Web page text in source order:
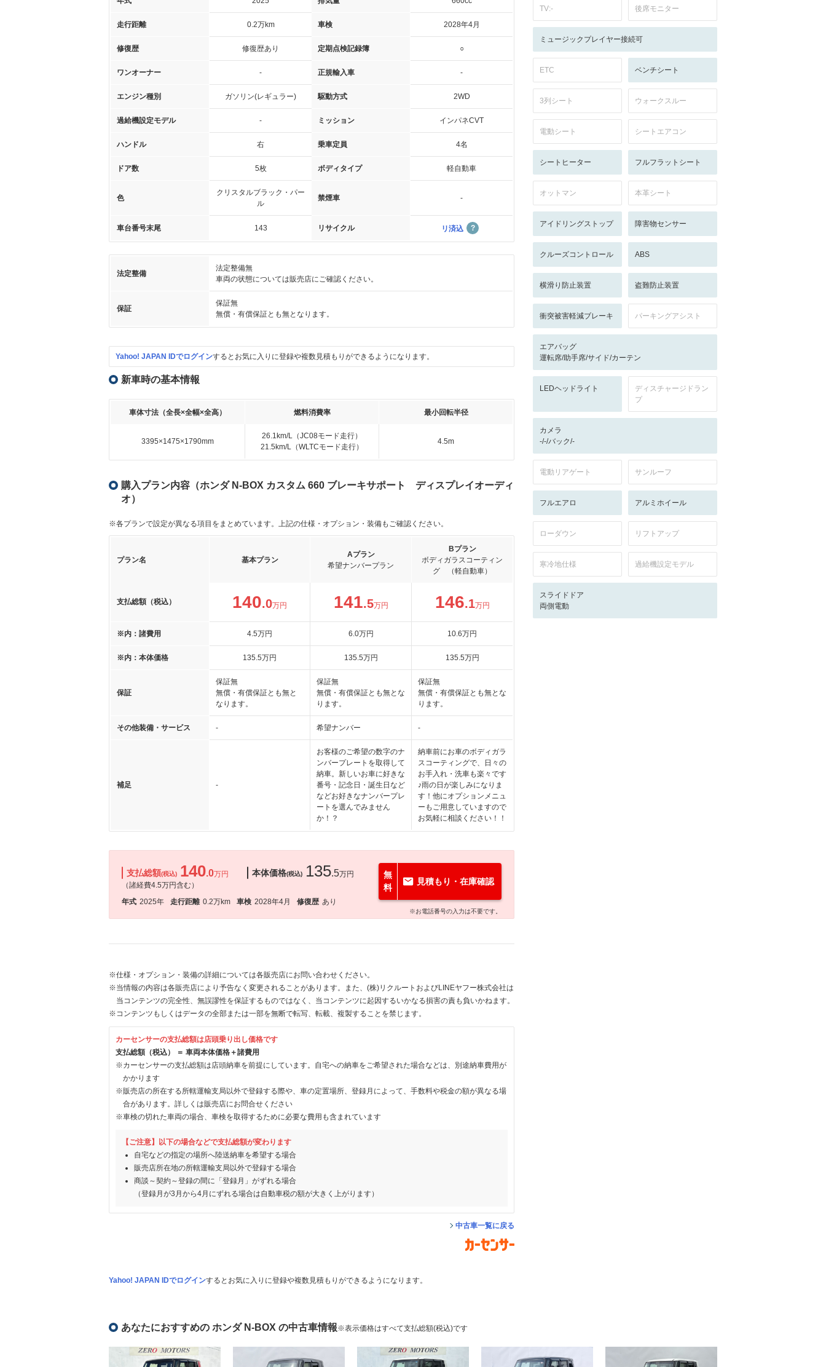
走行距離 0.2万km 車検 2028年4月
修復歴 修復歴あり 定期点検記録簿 ○
ワンオーナー - 正規輸入車 -
エンジン種別 ガソリン(レギュラー) 駆動方式 2WD
過給機設定モデル - ミッション インパネCVT
ハンドル 右 乗車定員 4名
ドア数 5枚 ボディタイプ 軽自動車
色
クリスタルブラック・パー
ル
禁煙車 -
車台番号末尾 143 リサイクル リ済込
法定整備
法定整備無
車両の状態については販売店にご確認ください。
保証
保証無
無償・有償保証とも無となります。
Yahoo! JAPAN IDでログインするとお気に入りに登録や複数見積もりができるようになります。
新車時の基本情報
車体寸法（全長×全幅×全高） 燃料消費率 最小回転半径
3395×1475×1790mm
26.1km/L（JC08モード走行）
21.5km/L（WLTCモード走行）
4.5m
購入プラン内容（ホンダ N-BOX カスタム 660 ブレーキサポート ディスプレイオーディ
オ）
※各プランで設定が異なる項目をまとめています。上記の仕様・オプション・装備もご確認ください。
プラン名 基本プラン
Aプラン
希望ナンバープラン
Bプラン
ボディガラスコーティン
グ （軽自動車）
支払総額（税込） 140.0万円 141.5万円 146.1万円
※内：諸費用 4.5万円 6.0万円 10.6万円
※内：本体価格 135.5万円 135.5万円 135.5万円
保証
保証無
無償・有償保証とも無と
なります。
保証無
無償・有償保証とも無とな
ります。
保証無
無償・有償保証とも無とな
ります。
その他装備・サービス - 希望ナンバー -
補足 -
お客様のご希望の数字のナ
ンバープレートを取得して
納車。新しいお車に好きな
番号・記念日・誕生日など
などお好きなナンバープレ
ートを選んでみません
か！？
納車前にお車のボディガラ
スコーティングで、日々の
お手入れ・洗車も楽々です
♪雨の日が楽しみになりま
す！他にオプションメニュ
ーもご用意していますので
お気軽に相談ください！！
支払総額(税込) 140.0万円
（諸経費4.5万円含む）
本体価格(税込) 135.5万円
年式 2025年 走行距離 0.2万km 車検 2028年4月 修復歴 あり
無
料
見積もり・在庫確認
※お電話番号の入力は不要です。
※仕様・オプション・装備の詳細については各販売店にお問い合わせください。
※当情報の内容は各販売店により予告なく変更されることがあります。また、(株)リクルートおよびLINEヤフー株式会社は
当コンテンツの完全性、無誤謬性を保証するものではなく、当コンテンツに起因するいかなる損害の責も負いかねます。
※コンテンツもしくはデータの全部または一部を無断で転写、転載、複製することを禁じます。
カーセンサーの支払総額は店頭乗り出し価格です
支払総額（税込） ＝ 車両本体価格＋諸費用
※カーセンサーの支払総額は店頭納車を前提にしています。自宅への納車をご希望された場合などは、別途納車費用が
かかります
※販売店の所在する所轄運輸支局以外で登録する際や、車の定置場所、登録月によって、手数料や税金の額が異なる場
合があります。詳しくは販売店にお問合せください
※車検の切れた車両の場合、車検を取得するために必要な費用も含まれています
【ご注意】以下の場合などで支払総額が変わります
自宅などの指定の場所へ陸送納車を希望する場合
販売店所在地の所轄運輸支局以外で登録する場合
商談～契約～登録の間に「登録月」がずれる場合
（登録月が3月から4月にずれる場合は自動車税の額が大きく上がります）
中古車一覧に戻る
Yahoo! JAPAN IDでログインするとお気に入りに登録や複数見積もりができるようになります。
TV:- 後席モニター
ミュージックプレイヤー接続可
ETC ベンチシート
3列シート ウォークスルー
電動シート シートエアコン
シートヒーター フルフラットシート
オットマン 本革シート
アイドリングストップ 障害物センサー
クルーズコントロール ABS
横滑り防止装置 盗難防止装置
衝突被害軽減ブレーキ パーキングアシスト
エアバッグ
運転席/助手席/サイド/カーテン
LEDヘッドライト
ディスチャージドラン
プ
カメラ
-/-/バック/-
電動リアゲート サンルーフ
フルエアロ アルミホイール
ローダウン リフトアップ
寒冷地仕様 過給機設定モデル
スライドドア
両側電動
あなたにおすすめの ホンダ N-BOX の中古車情報※表示価格はすべて支払総額(税込)です